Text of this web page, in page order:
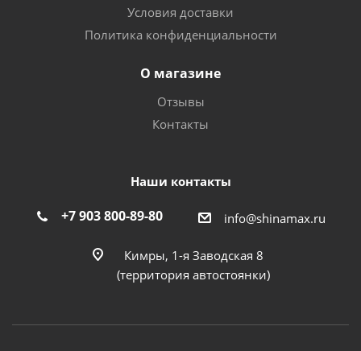
Условия доставки
Политика конфиденциальности
О магазине
Отзывы
Контакты
Наши контакты
+7 903 800-89-80 info@shinamax.ru
Кимры, 1-я Заводская 8
(территория автостоянки)